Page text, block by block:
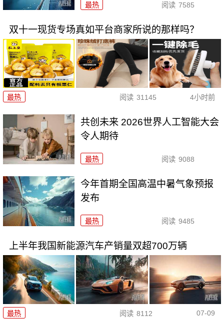
最热 阅读 7585
双十一现货专场真如平台商家所说的那样吗？
最热 阅读 31145 4小时前
共创未来 2026世界人工智能大会
令人期待
最热 阅读 9088
今年首期全国高温中暑气象预报
发布
最热 阅读 9485
上半年我国新能源汽车产销量双超700万辆
最热 阅读 8112 07-09